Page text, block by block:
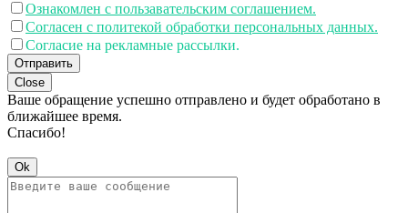
Ознакомлен с пользавательским соглашением.
Согласен с политекой обработки персональных данных.
Согласие на рекламные рассылки.
Отправить
Close
Ваше обращение успешно отправлено и будет обработано в
ближайшее время.
Спасибо!
Ok